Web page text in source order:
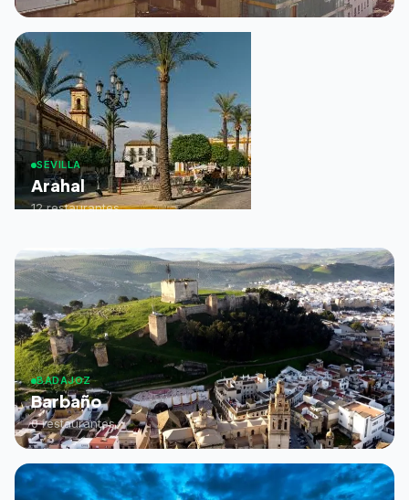
SEVILLA
Arahal
12 restaurantes
BADAJOZ
Barbaño
0 restaurantes